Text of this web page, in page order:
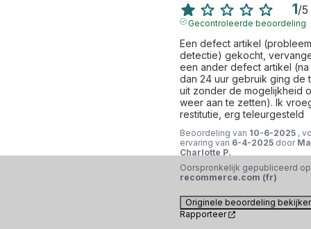
1/5
Gecontroleerde beoordeling
Een defect artikel
detectie) gekocht,
een ander defect artikel (na
dan 24 uur gebruik ging de
uit zonder de mogelijkheid
weer aan te zetten). Ik
restitutie, erg teleurgesteld
Beoordeling van 10-6-2025 ,
ervaring van 6-4-2025 door
Charlotte P.
Oorspronkelijk gepubliceerd op
recommerce.com (fr)
Originele beoordeling
Rapporteer